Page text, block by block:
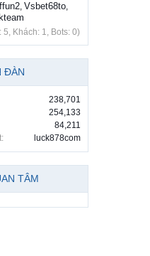
, Vsbet68to,
Khách: 1, Bots: 0)
ĐÀN
238,701
254,133
84,211
luck878com
TÂM